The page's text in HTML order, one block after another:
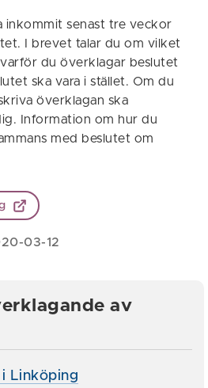
inkommit senast tre veckor
I brevet talar du om vilket
du överklagar beslutet
ska vara i stället. Om du
överklagan ska
Information om hur du
med beslutet om
03-12
av
Linköping